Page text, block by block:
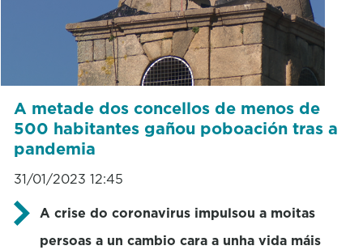
A metade dos concellos de menos de
500 habitantes gañou poboación tras a
pandemia
31/01/2023 12:45
A crise do coronavirus impulsou a moitas
persoas a un cambio cara a unha vida máis